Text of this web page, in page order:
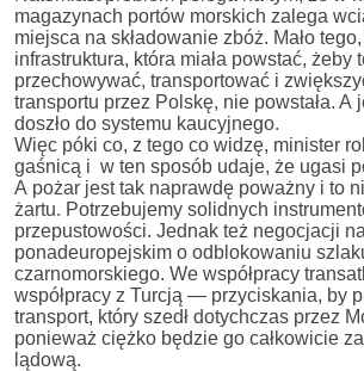
magazynach portów morskich zalega
miejsca na składowanie zbóż. Mało tego,
infrastruktura, która miała powstać, żeby
przechowywać, transportować i
transportu przez Polskę, nie powstała. A
doszło do systemu kaucyjnego.
Więc póki co, z tego co widzę, minister
gaśnicą i w ten sposób udaje, że ugasi
A pożar jest tak naprawdę poważny i to
żartu. Potrzebujemy solidnych
przepustowości. Jednak też negocjacji
ponadeuropejskim o odblokowaniu
czarnomorskiego. We współpracy
współpracy z Turcją — przyciskania, by
transport, który szedł dotychczas przez
ponieważ ciężko będzie go całkowicie
lądową.